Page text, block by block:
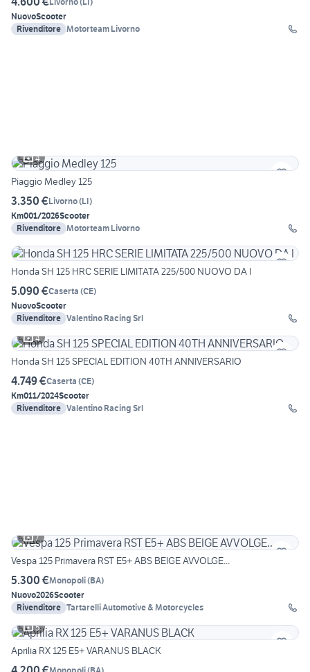
NuovoScooter
Rivenditore Motorteam Livorno
4
Piaggio Medley 125
3.350 €Livorno(LI)
Km001/2026Scooter
Rivenditore Motorteam Livorno
Honda SH 125 HRC SERIE LIMITATA 225/500 NUOVO DA I
5.090 €Caserta (CE)
NuovoScooter
Rivenditore Valentino Racing Srl
4
Honda SH 125 SPECIAL EDITION 40TH ANNIVERSARIO
4.749 €Caserta (CE)
Km011/2024Scooter
Rivenditore Valentino Racing Srl
7
Vespa 125 Primavera RST E5+ ABS BEIGE AVVOLGE...
5.300 €Monopoli(BA)
Nuovo2026Scooter
Rivenditore Tartarelli Automotive & Motorcycles
5
Aprilia RX 125 E5+ VARANUS BLACK